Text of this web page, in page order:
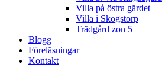
Villa på östra gärdet
Villa i Skogstorp
Trädgård zon 5
Blogg
Föreläsningar
Kontakt